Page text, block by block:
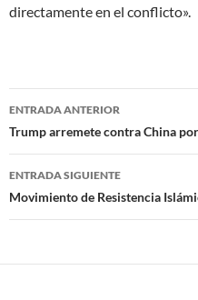
directamente en el conflicto».
Navegación
de
entradas
ENTRADA ANTERIOR
Trump arremete contra China
ENTRADA SIGUIENTE
Movimiento de Resistencia